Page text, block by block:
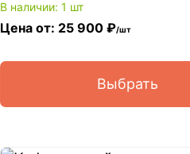
В наличии: 1 шт
Цена от: 25 900 ₽/шт
Выбрать